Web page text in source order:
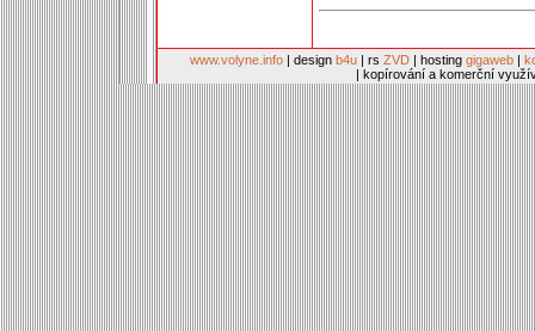
www.volyne.info | design b4u | rs ZVD | hosting gigaweb |
| kopírování a komerční